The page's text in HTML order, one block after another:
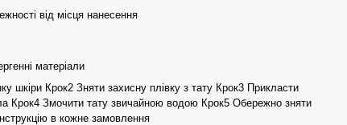
від місця нанесення
матеріали
шкіри Крок2 Зняти захисну плівку з тату Крок3 Прикласти
Крок4 Змочити тату звичайною водою Крок5 Обережно зняти
в кожне замовлення